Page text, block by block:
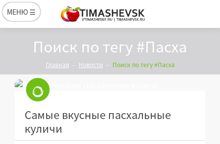
МЕНЮ ☰
Поиск по тегу #Пасха
Главная Новости Поиск по тегу #Пасха
Самые вкусные пасхальные
куличи